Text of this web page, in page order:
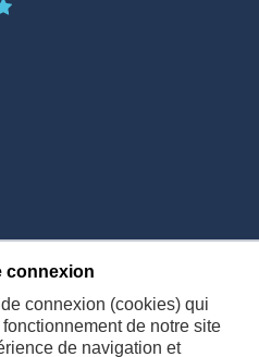
connexion
connexion (cookies) qui
de notre site
de navigation et